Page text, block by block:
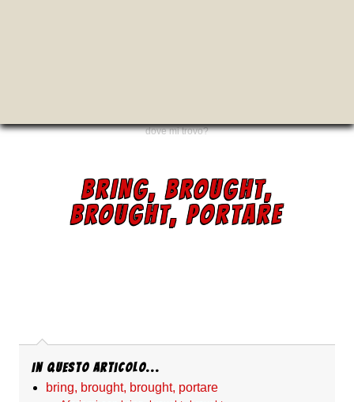
dove mi trovo?
BRING, BROUGHT,
BROUGHT, PORTARE
In questo articolo...
bring, brought, brought, portare